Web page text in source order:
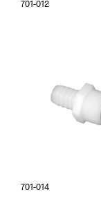
701-012
701-014